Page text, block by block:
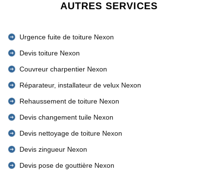
AUTRES SERVICES
Urgence fuite de toiture Nexon
Devis toiture Nexon
Couvreur charpentier Nexon
Réparateur, installateur de velux Nexon
Rehaussement de toiture Nexon
Devis changement tuile Nexon
Devis nettoyage de toiture Nexon
Devis zingueur Nexon
Devis pose de gouttière Nexon